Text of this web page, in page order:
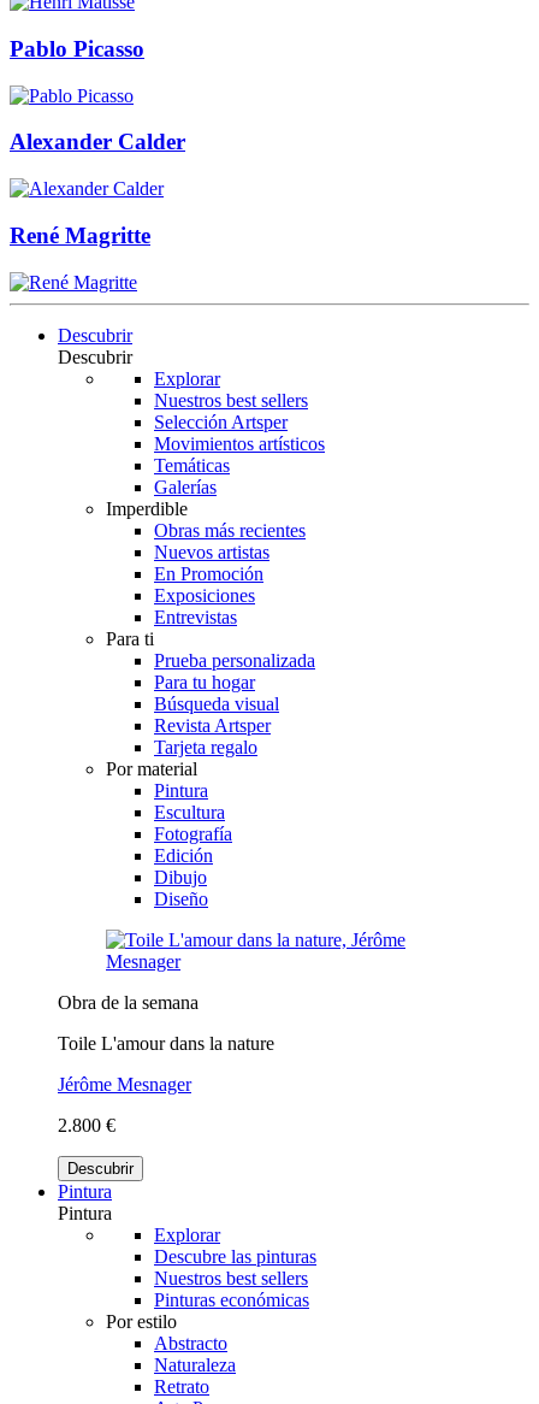
Pablo Picasso
Alexander Calder
René Magritte
Descubrir
Descubrir
Explorar
Nuestros best sellers
Selección Artsper
Movimientos artísticos
Temáticas
Galerías
Imperdible
Obras más recientes
Nuevos artistas
En Promoción
Exposiciones
Entrevistas
Para ti
Prueba personalizada
Para tu hogar
Búsqueda visual
Revista Artsper
Tarjeta regalo
Por material
Pintura
Escultura
Fotografía
Edición
Dibujo
Diseño
Obra de la semana
Toile L'amour dans la nature
Jérôme Mesnager
2.800 €
Descubrir
Pintura
Pintura
Explorar
Descubre las pinturas
Nuestros best sellers
Pinturas económicas
Por estilo
Abstracto
Naturaleza
Retrato